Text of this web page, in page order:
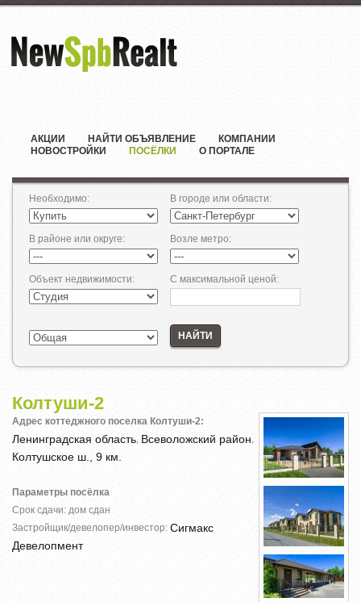
АКЦИИ НАЙТИ ОБЪЯВЛЕНИЕ
КОМПАНИИ
НОВОСТРОЙКИ
ПОСЁЛКИ О ПОРТАЛЕ
Необходимо: В городе или области:
В районе или округе: Возле метро:
Объект недвижимости: С максимальной ценой:
НАЙТИ
Колтуши-2
Адрес коттеджного поселка Колтуши-2:
Ленинградская область Всеволожский район
Колтушское ш., 9 км.
Параметры посёлка
Срок сдачи: дом сдан
Застройщик/девелопер/инвестор: Сигмакс
Девелопмент